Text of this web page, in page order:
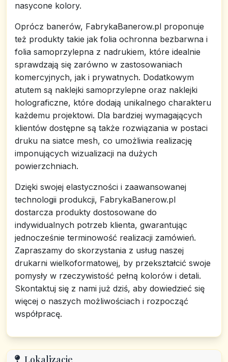
nasycone kolory.
Oprócz banerów, FabrykaBanerow.pl proponuje
też produkty takie jak folia ochronna bezbarwna i
folia samoprzylepna z nadrukiem, które idealnie
sprawdzają się zarówno w zastosowaniach
komercyjnych, jak i prywatnych. Dodatkowym
atutem są naklejki samoprzylepne oraz naklejki
holograficzne, które dodają unikalnego charakteru
każdemu projektowi. Dla bardziej wymagających
klientów dostępne są także rozwiązania w postaci
druku na siatce mesh, co umożliwia realizację
imponujących wizualizacji na dużych
powierzchniach.
Dzięki swojej elastyczności i zaawansowanej
technologii produkcji, FabrykaBanerow.pl
dostarcza produkty dostosowane do
indywidualnych potrzeb klienta, gwarantując
jednocześnie terminowość realizacji zamówień.
Zapraszamy do skorzystania z usług naszej
drukarni wielkoformatowej, by przekształcić swoje
pomysły w rzeczywistość pełną kolorów i detali.
Skontaktuj się z nami już dziś, aby dowiedzieć się
więcej o naszych możliwościach i rozpocząć
współpracę.
Lokalizacje